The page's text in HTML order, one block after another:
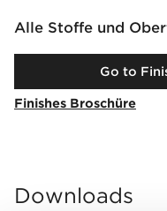
Alle Stoffe und
Go to
Finishes Broschüre
Downloads